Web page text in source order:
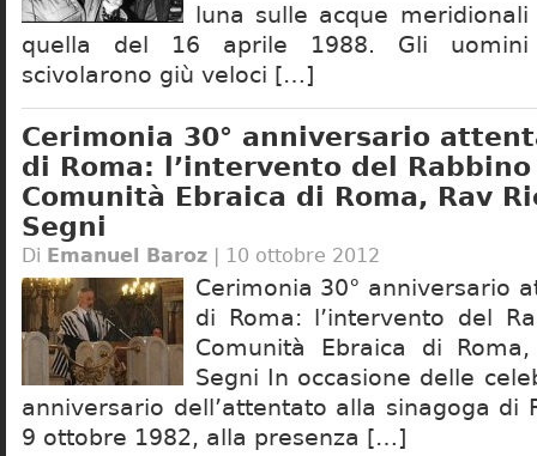
luna sulle acque
quella del 16 aprile 1988. Gli uomini
scivolarono giù veloci […]
Cerimonia 30° anniversario
di Roma: l’intervento del
Comunità Ebraica di Roma, Rav
Segni
Di Emanuel Baroz | 10 ottobre 2012
Cerimonia 30° anniversario
di Roma: l’intervento del
Comunità Ebraica di
Segni In occasione delle
anniversario dell’attentato alla sinagoga di
9 ottobre 1982, alla presenza […]